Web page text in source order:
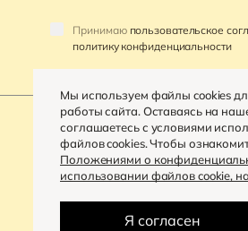
Мы используем файлы cookies
работы сайта. Оставаясь на
соглашаетесь с условиями
файлов cookies. Чтобы
Положениями о
использовании файлов cookie,
Я согласен
Принимаю пользовательское
политику конфиденциальности
Политика конфиденциальности
Разработка сайта -
2026 «VARRA»